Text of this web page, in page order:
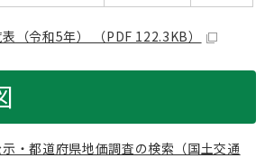
（令和5年） （PDF 122.3KB）
・都道府県地価調査の検索（国土交通